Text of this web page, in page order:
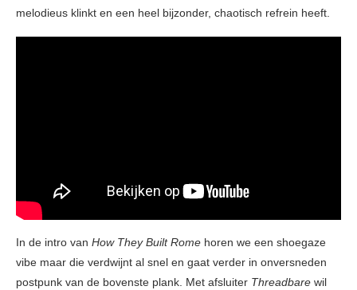
melodieus klinkt en een heel bijzonder, chaotisch refrein heeft.
In de intro van How They Built Rome horen we een shoegaze
vibe maar die verdwijnt al snel en gaat verder in onversneden
postpunk van de bovenste plank. Met afsluiter Threadbare wil